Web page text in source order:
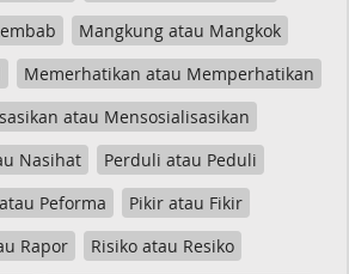
Mangkung atau Mangkok
Memerhatikan atau Memperhatikan
atau Mensosialisasikan
Nasihat
Perduli atau Peduli
Peforma
Pikir atau Fikir
Rapor
Risiko atau Resiko